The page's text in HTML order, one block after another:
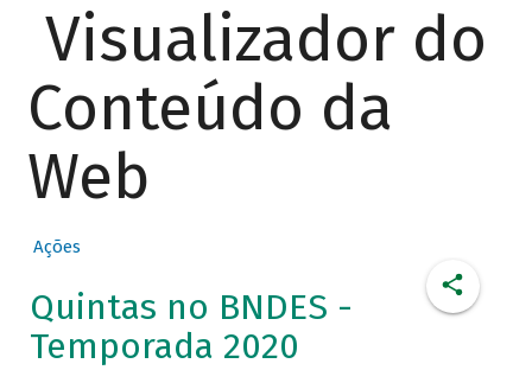
Visualizador do
Conteúdo da
Web
Ações
Quintas no BNDES -
Temporada 2020